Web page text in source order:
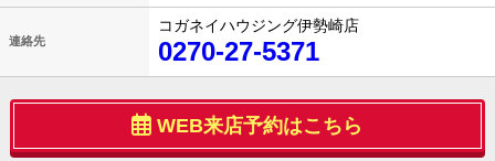
連絡先
コガネイハウジング伊勢崎店
0270-27-5371
WEB来店予約はこちら